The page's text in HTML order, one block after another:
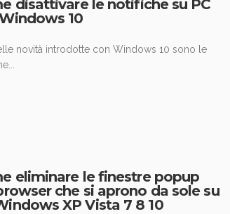
disattivare le notifiche su PC
10
novità introdotte con Windows 10 sono le
eliminare le finestre popup
che si aprono da sole su
XP Vista 7 8 10